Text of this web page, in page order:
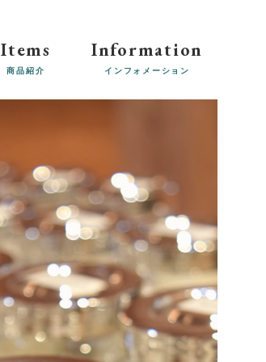
Items
商品紹介
Information
インフォメーション